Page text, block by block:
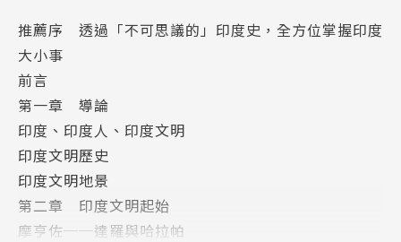
歷經各個時代的演變，融合多元文化的經驗，才塑造出
今日璀璨亮眼又與眾不同的印度文明。印度文明可以說
是印度史的縮影，而印度文明不僅屬於印度，從古至
今，無論是文字、藝術、宗教、建築等，許多方面都影
響南亞國家，進而轉化為歷史與文化的一部分。印度是
南亞地區歷史的源頭，了解印度，就能掌握整個全南
亞。本書史軸縱觀古代至當代，從文明起源到形成民族
國家，全面總覽印度五千年的歷史軌跡。
推薦序 透過「不可思議的」印度史，全方位掌握印度
大小事
前言
第一章 導論
印度、印度人、印度文明
印度文明歷史
印度文明地景
第二章 印度文明起始
摩亨佐──達羅與哈拉帕